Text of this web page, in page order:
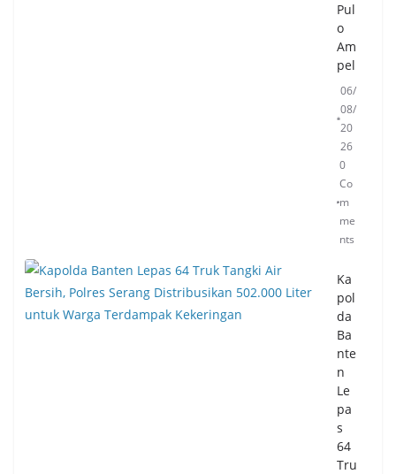
Pul
o
Am
pel
06/
08/
20
26
0
Co
m
me
nts
Ka
pol
da
Ba
nte
n
Le
pa
s
64
Tru